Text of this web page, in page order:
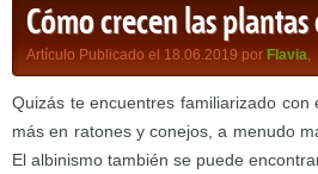
Cómo crecen las
Artículo Publicado el 18.06.2019 por Flavia,
Quizás te encuentres familiarizado
más en ratones y conejos, a menudo
El albinismo también se puede